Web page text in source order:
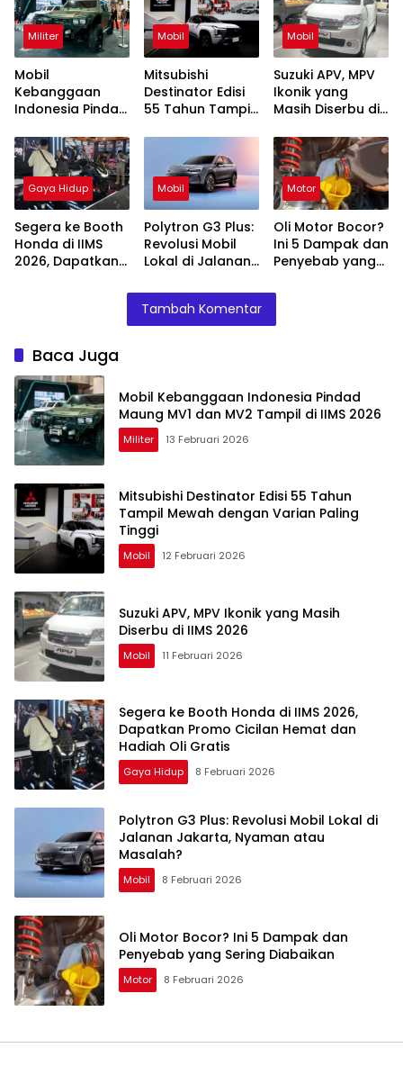
Militer
Mobil
Kebanggaan
Indonesia Pindad
MV2 Tampil di
IIMS 2026
Mobil
Mitsubishi
Destinator Edisi
55 Tahun Tampil
Varian Paling
Tinggi
Mobil
Suzuki APV, MPV
Ikonik yang
Masih Diserbu di
Gaya Hidup
Segera ke Booth
Honda di IIMS
2026, Dapatkan
Mobil
Polytron G3 Plus:
Revolusi Mobil
Lokal di Jalanan
atau Masalah?
Motor
Oli Motor Bocor?
Ini 5 Dampak dan
Penyebab yang
Tambah Komentar
Baca Juga
Mobil Kebanggaan Indonesia Pindad
Maung MV1 dan MV2 Tampil di IIMS 2026
Militer 13 Februari 2026
Mitsubishi Destinator Edisi 55 Tahun
Tampil Mewah dengan Varian Paling
Tinggi
Mobil 12 Februari 2026
Suzuki APV, MPV Ikonik yang Masih
Diserbu di IIMS 2026
Mobil 11 Februari 2026
Segera ke Booth Honda di IIMS 2026,
Dapatkan Promo Cicilan Hemat dan
Hadiah Oli Gratis
Gaya Hidup 8 Februari 2026
Polytron G3 Plus: Revolusi Mobil Lokal di
Jalanan Jakarta, Nyaman atau
Masalah?
Mobil 8 Februari 2026
Oli Motor Bocor? Ini 5 Dampak dan
Penyebab yang Sering Diabaikan
Motor 8 Februari 2026